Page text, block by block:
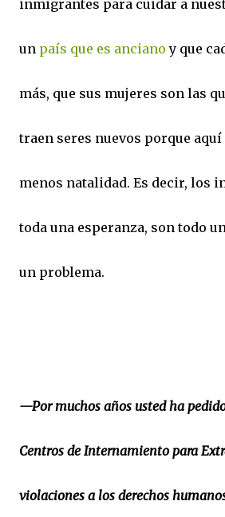
inmigrantes para cuidar a
un país que es anciano y que
más, que sus mujeres son las
traen seres nuevos porque aquí
menos natalidad. Es decir, los
toda una esperanza, son todo
un problema.
—Por muchos años usted ha
Centros de Internamiento para
violaciones a los derechos